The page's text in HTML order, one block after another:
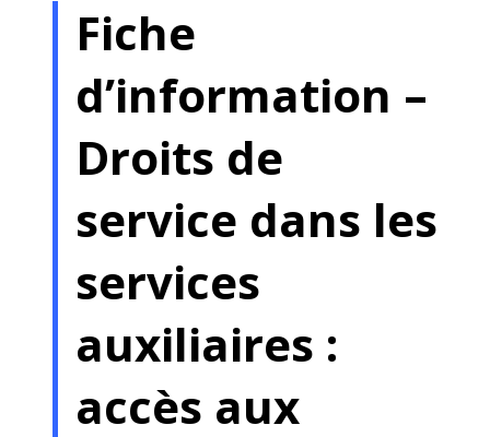
Fiche
d’information –
Droits de
service dans les
services
auxiliaires :
accès aux